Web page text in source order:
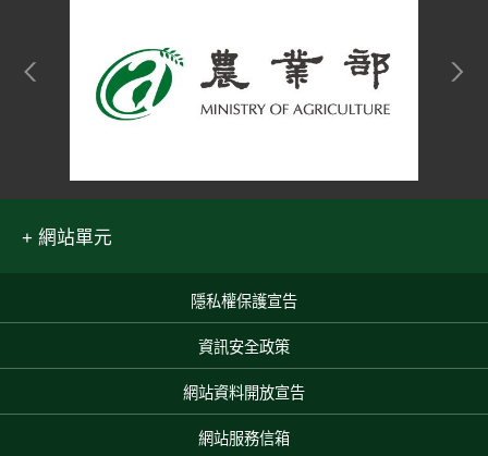
網站單元
隱私權保護宣告
資訊安全政策
網站資料開放宣告
網站服務信箱